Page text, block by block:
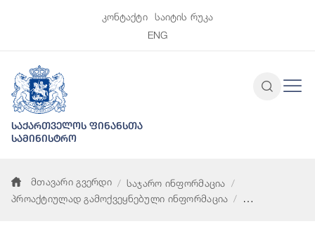
კონტაქტი
საიტის რუკა
ENG
საქართველოს ფინანსთა
სამინისტრო
მთავარი გვერდი
საჯარო ინფორმაცია
პროაქტიულად გამოქვეყნებული ინფორმაცია